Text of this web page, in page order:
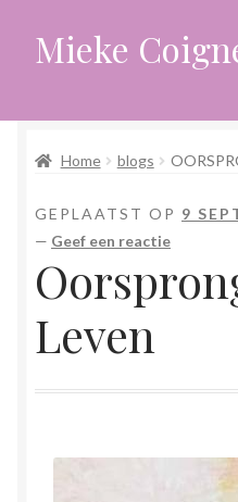
Ga
door
navigatie
Ga
naar
inhoud
Mieke
Afrekenen
Algemene voorwaarden
Anders leven in een sterk
Bewust omgaan met hoog
Blogs
Home blogs
GEPLAATST OP 9
— Geef een reactie
Leven